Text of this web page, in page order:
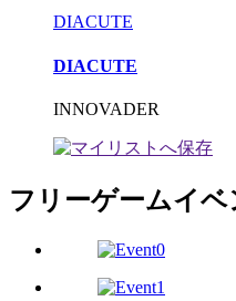
DIACUTE
DIACUTE
INNOVADER
フリーゲームイベ